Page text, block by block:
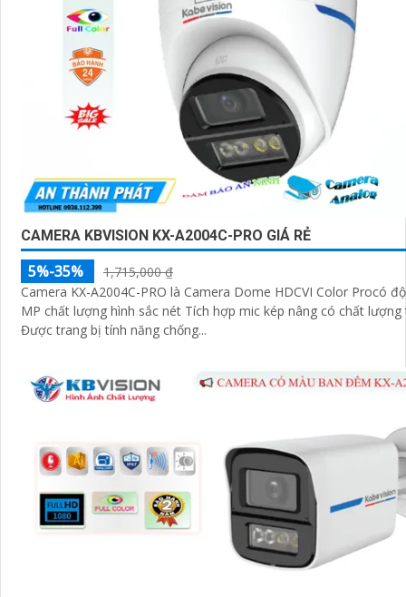
CAMERA KBVISION KX-A2004C-PRO GIÁ RẺ
5%-35%
1,715,000 ₫
Camera KX-A2004C-PRO là Camera Dome HDCVI Color Procó độ phân giải 2.0
MP chất lượng hình sắc nét Tích hợp mic kép nâng có chất lượng
Được trang bị tính năng chống...